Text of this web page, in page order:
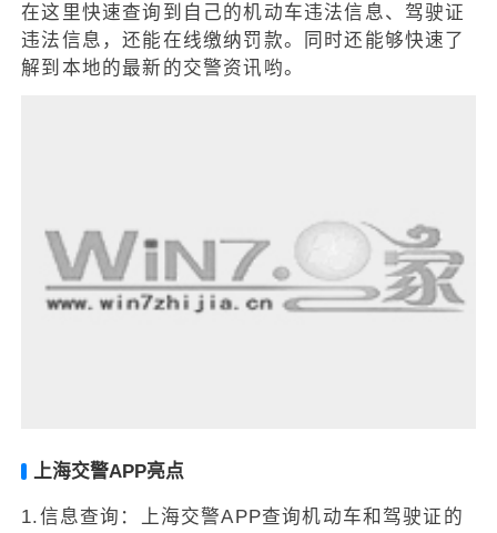
在这里快速查询到自己的机动车违法信息、驾驶证
违法信息，还能在线缴纳罚款。同时还能够快速了
解到本地的最新的交警资讯哟。
上海交警APP亮点
1.信息查询：上海交警APP查询机动车和驾驶证的